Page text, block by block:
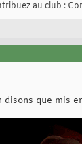
au club :
disons que mis